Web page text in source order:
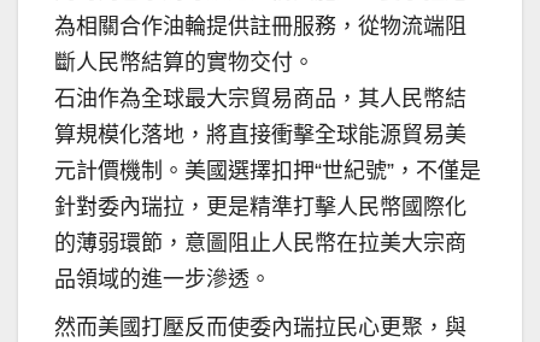
為相關合作油輪提供註冊服務，從物流端阻
斷人民幣結算的實物交付。
石油作為全球最大宗貿易商品，其人民幣結
算規模化落地，將直接衝擊全球能源貿易美
元計價機制。美國選擇扣押“世紀號”，不僅是
針對委內瑞拉，更是精準打擊人民幣國際化
的薄弱環節，意圖阻止人民幣在拉美大宗商
品領域的進一步滲透。
然而美國打壓反而使委內瑞拉民心更聚，與